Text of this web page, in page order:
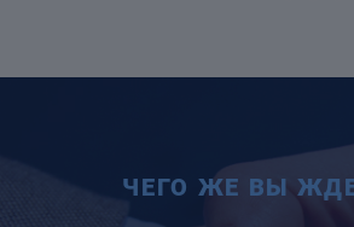
ЧЕГО ЖЕ ВЫ